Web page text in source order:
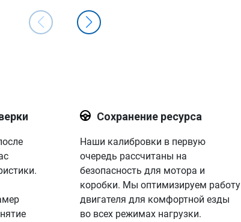
Сохранение ресурса
Наши калибровки в первую
очередь рассчитаны на
безопасность для мотора и
коробки. Мы оптимизируем работу
двигателя для комфортной езды
во всех режимах нагрузки.